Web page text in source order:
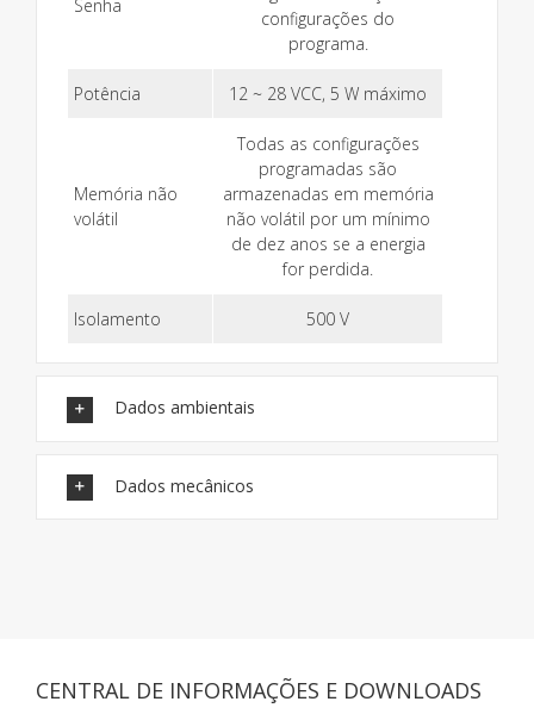
Senha
configurações do
programa.
Potência 12 ~ 28 VCC, 5 W máximo
Memória não
volátil
Todas as configurações
programadas são
armazenadas em memória
não volátil por um mínimo
de dez anos se a energia
for perdida.
Isolamento 500 V
Dados ambientais
Dados mecânicos
CENTRAL DE INFORMAÇÕES E DOWNLOADS